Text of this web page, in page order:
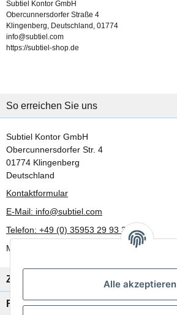
Alle akzeptieren
Subtiel Kontor GmbH
Obercunnersdorfer Straße 4
Klingenberg, Deutschland, 01774
info@subtiel.com
https://subtiel-shop.de
So erreichen Sie uns
Subtiel Kontor GmbH
Obercunnersdorfer Str. 4
01774 Klingenberg
Deutschland
Kontaktformular
E-Mail: info@subtiel.com
Telefon: +49 (0) 35953 29 93 30
Mo-Fr: 8:00 Uhr - 17:00 Uhr
Zahlung/Versand
Rechtliches